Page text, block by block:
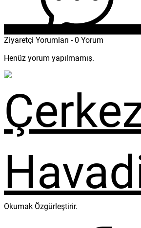
Ziyaretçi Yorumları - 0 Yorum
Henüz yorum yapılmamış.
Okumak Özgürleştirir.